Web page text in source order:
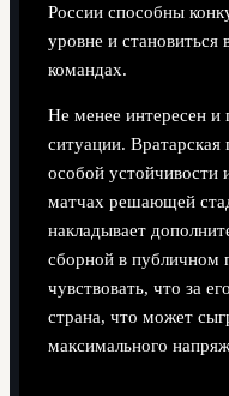
России способны
уровне и
командах.
Не менее интересен и
ситуации. Вратарская
особой устойчивости
матчах решающей
накладывает
сборной в публичном
чувствовать, что за
страна, что может
максимального